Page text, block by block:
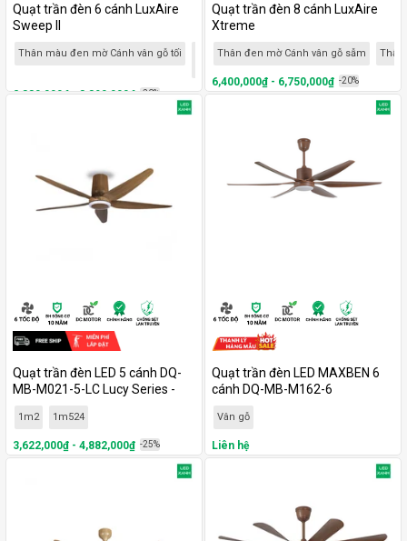
Quạt trần đèn 6 cánh LuxAire
Sweep II
Thân màu đen mờ Cánh vân gỗ tối
Thân màu vàng gold Cánh vân gỗ
2,880,000₫ - 3,390,000₫ -20%
Quạt trần đèn 8 cánh LuxAire
Xtreme
Thân đen mờ Cánh vân gỗ sẫm Thân
6,400,000₫ - 6,750,000₫ -20%
Quạt trần đèn LED 5 cánh DQ-
MB-M021-5-LC Lucy Series -
1m2 1m524
3,622,000₫ - 4,882,000₫ -25%
Quạt trần đèn LED MAXBEN 6
cánh DQ-MB-M162-6
Vân gỗ
Liên hệ